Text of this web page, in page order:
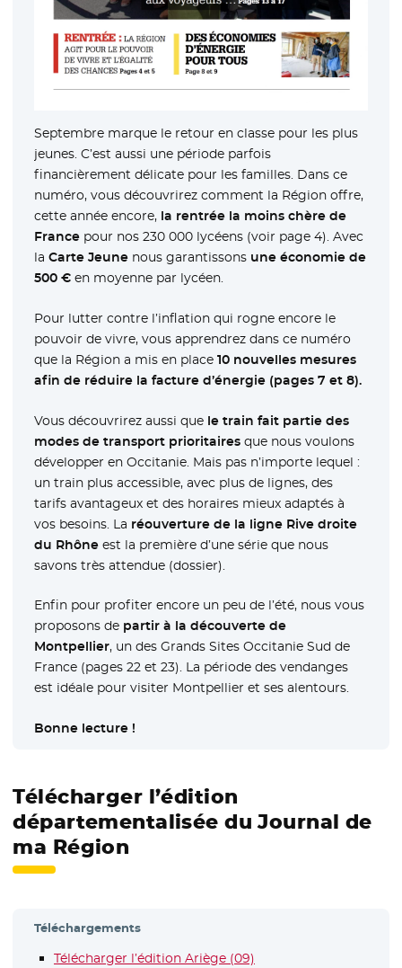
Septembre marque le retour en classe pour les plus
jeunes. C’est aussi une période parfois
financièrement délicate pour les familles. Dans ce
numéro, vous découvrirez comment la Région offre,
cette année encore, la rentrée la moins chère de
France pour nos 230 000 lycéens (voir page 4). Avec
laCarte Jeune nous garantissons une économie de
500 € en moyenne par lycéen.
Pour lutter contre l’inflation qui rogne encore le
pouvoir de vivre, vous apprendrez dans ce numéro
que la Région a mis en place10 nouvelles mesures
afin de réduire la facture d’énergie (pages 7 et 8).
Vous découvrirez aussi que le train fait partie des
modes de transport prioritaires que nous voulons
développer en Occitanie. Mais pas n’importe lequel :
un train plus accessible, avec plus de lignes, des
tarifs avantageux et des horaires mieux adaptés à
vos besoins. La réouverture de la ligne Rive droite
du Rhône est la première d’une série que nous
savons très attendue (dossier).
Enfin pour profiter encore un peu de l’été, nous vous
proposons de partir à la découverte de
Montpellier, un des Grands Sites Occitanie Sud de
France (pages 22 et 23). La période des vendanges
est idéale pour visiter Montpellier et ses alentours.
Bonne lecture !
Télécharger l’édition
départementalisée du Journal de
ma Région
Téléchargements
Télécharger l’édition Ariège (09)